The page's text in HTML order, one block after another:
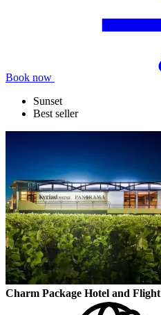
Book now
Sunset
Best seller
Charm Package Hotel and Flight